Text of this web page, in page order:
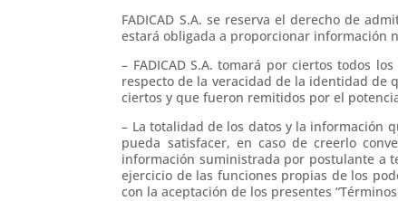
FADICAD S.A. se reserva el derecho de
estará obligada a proporcionar información
– FADICAD S.A. tomará por ciertos todos
respecto de la veracidad de la identidad de
ciertos y que fueron remitidos por el
– La totalidad de los datos y la información
pueda satisfacer, en caso de creerlo
información suministrada por postulante a
ejercicio de las funciones propias de los
con la aceptación de los presentes